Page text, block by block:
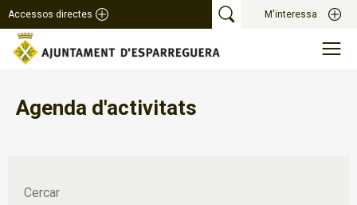
Accessos directes M'interessa
Agenda d'activitats
Cercar